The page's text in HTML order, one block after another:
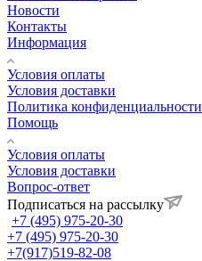
Новости
Контакты
Информация
Условия оплаты
Условия доставки
Политика конфиденциальности
Помощь
Условия оплаты
Условия доставки
Вопрос-ответ
Подписаться на рассылку
+7 (495) 975-20-30
+7 (495) 975-20-30
+7(917)519-82-08